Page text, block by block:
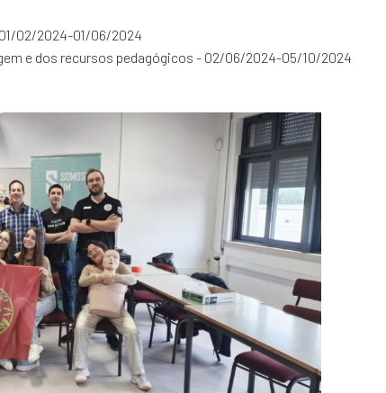
02/2024-01/06/2024
e dos recursos pedagógicos - 02/06/2024-05/10/2024